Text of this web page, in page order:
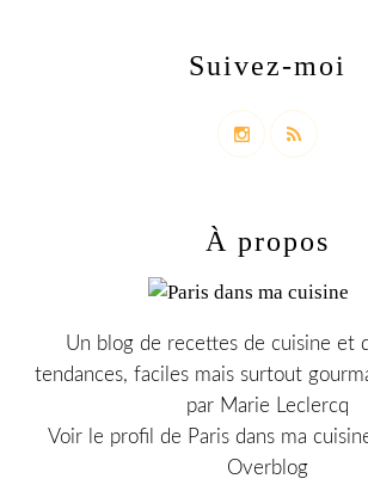
Suivez-moi
À propos
Un blog de recettes de cuisine et
tendances, faciles mais surtout
par Marie Leclercq
Voir le profil de Paris dans ma
Overblog